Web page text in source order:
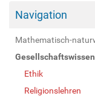
Navigation
Mathematisch-
Ethik
Religionslehren